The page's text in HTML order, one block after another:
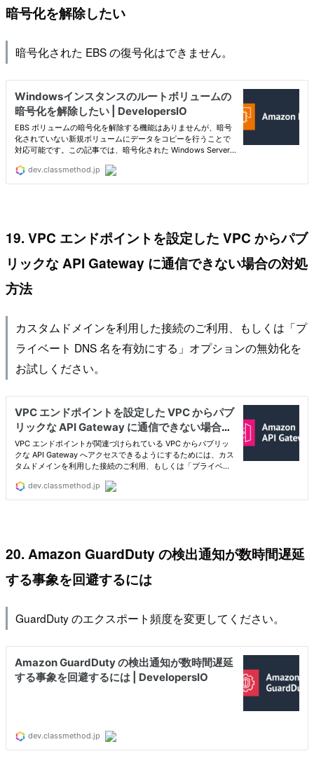
暗号化を解除したい
暗号化された EBS の復号化はできません。
19. VPC エンドポイントを設定した VPC からパブ
リックな API Gateway に通信できない場合の対処
方法
カスタムドメインを利用した接続のご利用、もしくは「プ
ライベート DNS 名を有効にする」オプションの無効化を
お試しください。
20. Amazon GuardDuty の検出通知が数時間遅延
する事象を回避するには
GuardDuty のエクスポート頻度を変更してください。